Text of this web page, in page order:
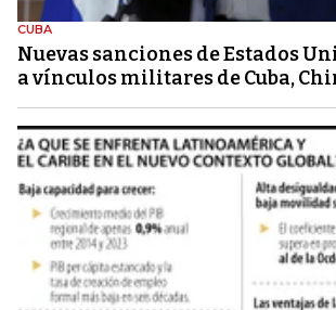
CUBA
Nuevas sanciones de Estados
a vínculos militares de Cuba,